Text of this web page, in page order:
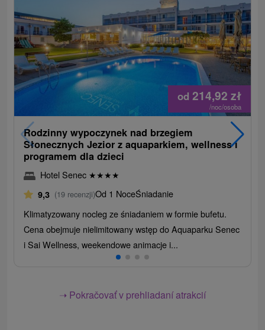
od 214,92zł
/noc/osoba
Rodzinny wypoczynek nad brzegiem
Słonecznych Jezior z aquaparkiem, wellness i
programem dla dzieci
Hotel Senec ★★★★
9,3 (19 recenzji)Od 1 NoceŚniadanie
Klimatyzowany nocleg ze śniadaniem w formie bufetu.
Cena obejmuje nielimitowany wstęp do Aquaparku Senec
i Sai Wellness, weekendowe animacje i...
➝ Pokračovať v prehliadaní atrakcií